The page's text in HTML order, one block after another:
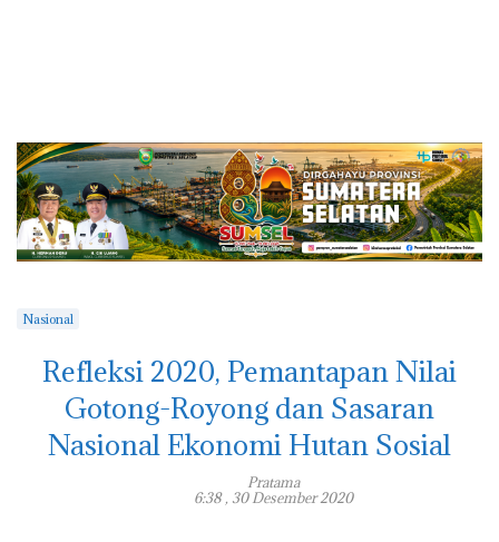
Nasional
Refleksi 2020, Pemantapan Nilai
Gotong-Royong dan Sasaran
Nasional Ekonomi Hutan Sosial
Pratama
6:38 , 30 Desember 2020